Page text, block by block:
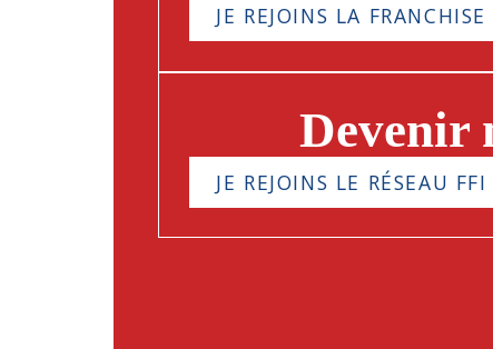
JE REJOINS LA FRANCHISE
Devenir
JE REJOINS LE RÉSEAU FFI